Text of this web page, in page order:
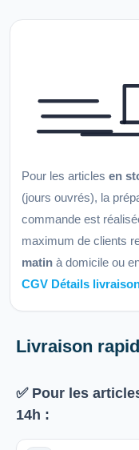
Pour les articles en
(jours ouvrés), la
commande est
maximum de clients
matin à domicile ou
CGV Détails
Livraison
✅ Pour les
14h :